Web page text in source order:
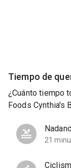
Tiempo de
¿Cuánto tiempo
Foods Cynthia's
21